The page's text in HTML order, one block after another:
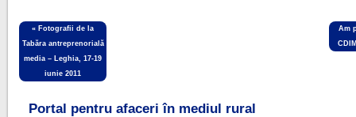
« Fotografii de la
Tabăra antreprenorială
media – Leghia, 17-19
iunie 2011
Am
Portal pentru afaceri în mediul rural